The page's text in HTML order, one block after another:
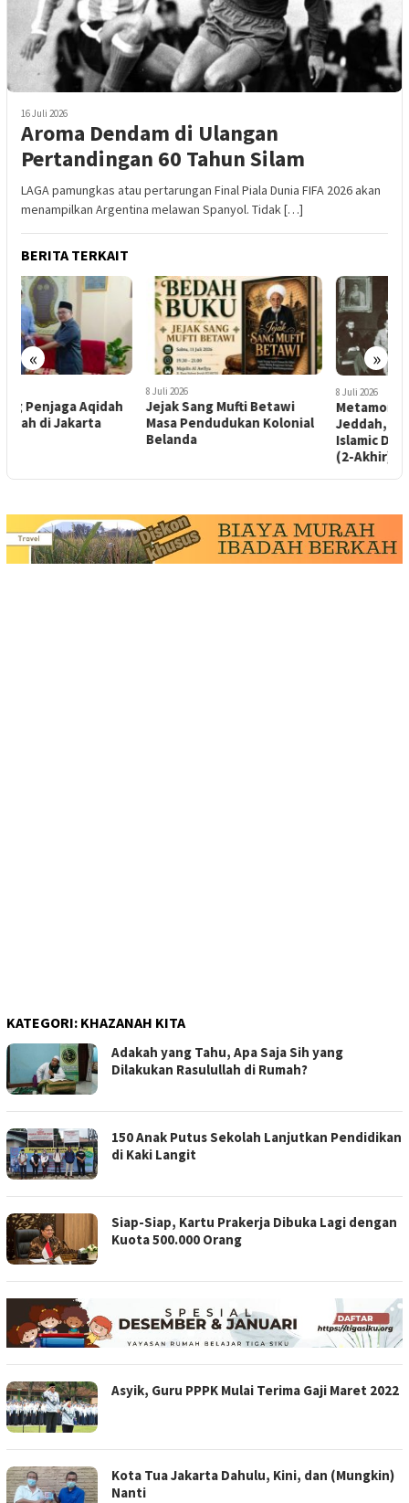
16 Juli 2026
Aroma Dendam di Ulangan
Pertandingan 60 Tahun Silam
LAGA pamungkas atau pertarungan Final Piala Dunia FIFA 2026 akan
menampilkan Argentina melawan Spanyol. Tidak […]
BERITA TERKAIT
« »
Jejak Sang Mufti Betawi
Masa Pendudukan Kolonial
Metamorfosis Perbankan di
Jeddah, dari NHM hingga
Islamic Development Bank
KATEGORI: KHAZANAH KITA
Adakah yang Tahu, Apa Saja Sih yang
Dilakukan Rasulullah di Rumah?
150 Anak Putus Sekolah Lanjutkan Pendidikan
di Kaki Langit
Siap-Siap, Kartu Prakerja Dibuka Lagi dengan
Kuota 500.000 Orang
Asyik, Guru PPPK Mulai Terima Gaji Maret 2022
Kota Tua Jakarta Dahulu, Kini, dan (Mungkin)
Nanti